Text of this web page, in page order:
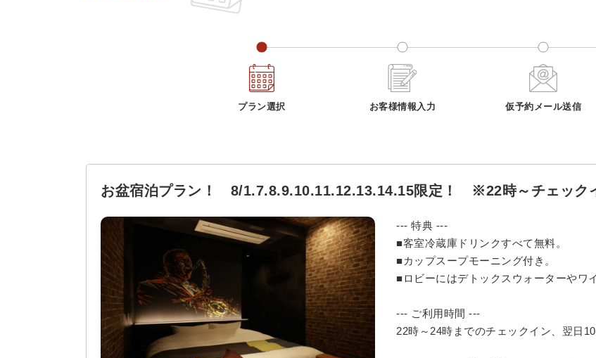
プラン選択 お客様情報入力 仮予約メール送信
お盆宿泊プラン！ 8/1.7.8.9.10.11.12.13.14.15限定！ ※22時～チェック
--- 特典 ---
■客室冷蔵庫ドリンクすべて無料。
■カップスープモーニング付き。
■ロビーにはデトックスウォーターやワ
--- ご利用時間 ---
22時～24時までのチェックイン、翌日